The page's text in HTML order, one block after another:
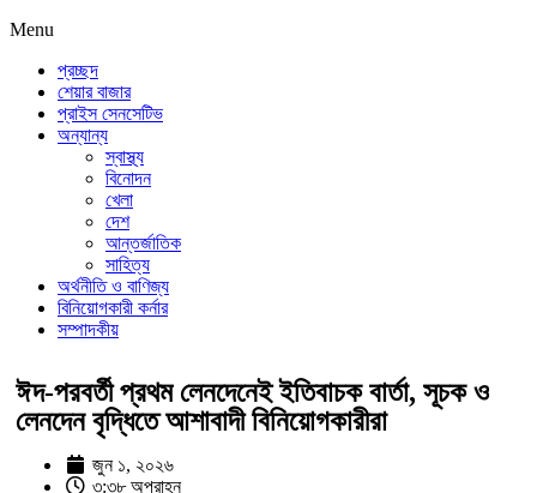
Menu
প্রচ্ছদ
শেয়ার বাজার
প্রাইস সেনসেটিভ
অন্যান্য
স্বাস্থ্য
বিনোদন
খেলা
দেশ
আন্তর্জাতিক
সাহিত্য
অর্থনীতি ও বাণিজ্য
বিনিয়োগকারী কর্নার
সম্পাদকীয়
ঈদ-পরবর্তী প্রথম লেনদেনেই ইতিবাচক বার্তা, সূচক ও
লেনদেন বৃদ্ধিতে আশাবাদী বিনিয়োগকারীরা
জুন ১, ২০২৬
৩:৩৮ অপরাহ্ন